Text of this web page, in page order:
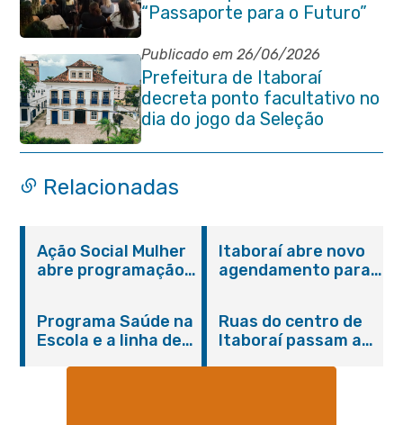
“Passaporte para o Futuro”
Publicado em 26/06/2026
Prefeitura de Itaboraí
decreta ponto facultativo no
dia do jogo da Seleção
Brasileira
Relacionadas
Ação Social Mulher
abre programação
serviços gratuitos e
orientações
Itaboraí abre novo
agendamento para
Programa Saúde na
Escola e a linha de
Ruas do centro de
Itaboraí passam a